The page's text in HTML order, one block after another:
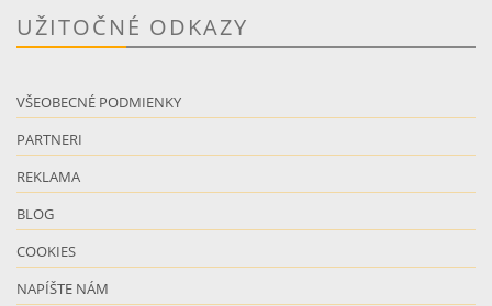
UŽITOČNÉ ODKAZY
VŠEOBECNÉ PODMIENKY
PARTNERI
REKLAMA
BLOG
COOKIES
NAPÍŠTE NÁM